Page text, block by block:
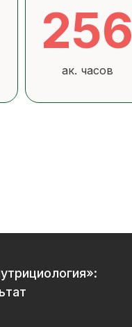
ак. часов
256